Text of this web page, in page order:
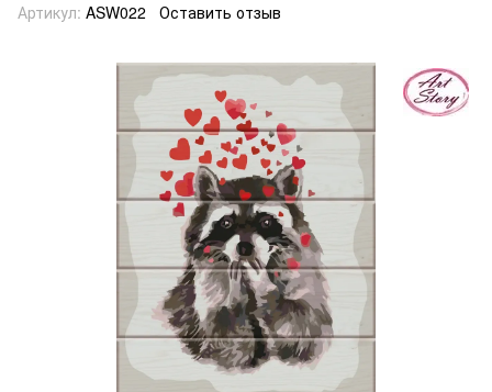
Артикул: ASW022 Оставить отзыв